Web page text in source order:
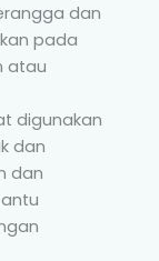
dan
pada
atau
digunakan
dan
dan